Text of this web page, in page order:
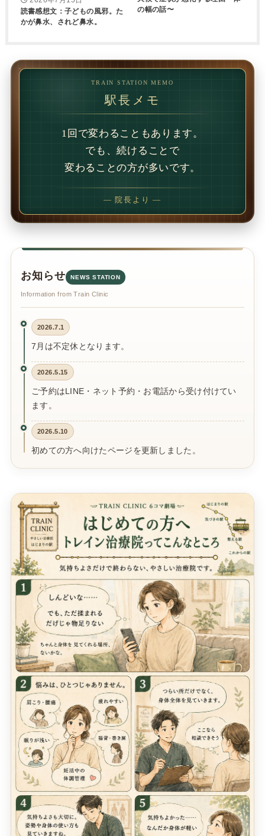
読書感想文：子どもの風邪。た
かが鼻水、されど鼻水。
の幅の話〜
TRAIN STATION MEMO
駅長メモ
1回で変わることもあります。
でも、続けることで
変わることの方が多いです。
— 院長より —
お知らせ NEWS STATION
Information from Train Clinic
2026.7.1
7月は不定休となります。
2026.5.15
ご予約はLINE・ネット予約・お電話から受け付けてい
ます。
2026.5.10
初めての方へ向けたページを更新しました。